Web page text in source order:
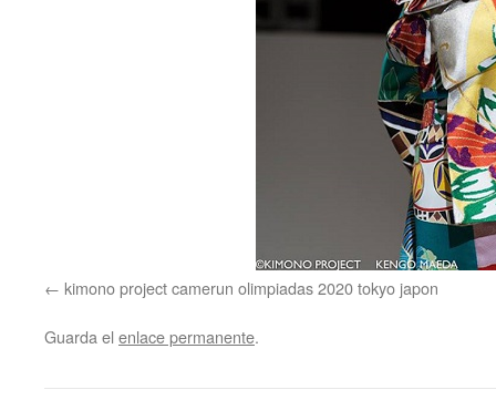
kimono project camerun olimpiadas 2020 tokyo japon
Guarda el enlace permanente.